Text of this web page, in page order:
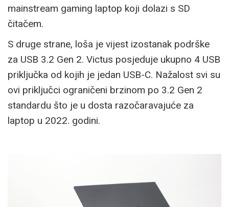
mainstream gaming laptop koji dolazi s SD
čitačem.
S druge strane, loša je vijest izostanak podrške
za USB 3.2 Gen 2. Victus posjeduje ukupno 4 USB
priključka od kojih je jedan USB-C. Nažalost svi su
ovi priključci ograničeni brzinom po 3.2 Gen 2
standardu što je u dosta razočaravajuće za
laptop u 2022. godini.